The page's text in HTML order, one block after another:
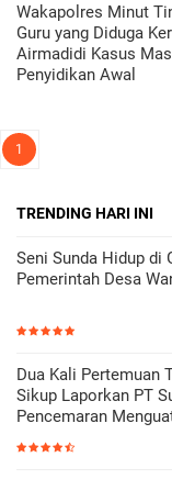
Wakapolres Minut
Guru yang Diduga
Airmadidi Kasus
Penyidikan Awal
1
TRENDING HARI INI
Seni Sunda Hidup di
Pemerintah Desa
Dua Kali Pertemuan
Sikup Laporkan PT
Pencemaran